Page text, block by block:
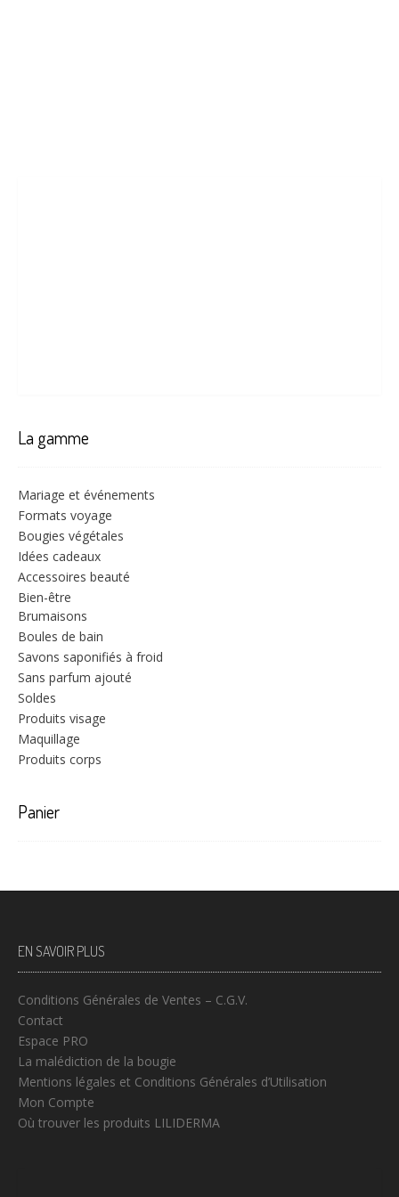
La gamme
Mariage et événements
Formats voyage
Bougies végétales
Idées cadeaux
Accessoires beauté
Bien-être
Brumaisons
Boules de bain
Savons saponifiés à froid
Sans parfum ajouté
Soldes
Produits visage
Maquillage
Produits corps
Panier
EN SAVOIR PLUS
Conditions Générales de Ventes – C.G.V.
Contact
Espace PRO
La malédiction de la bougie
Mentions légales et Conditions Générales d’Utilisation
Mon Compte
Où trouver les produits LILIDERMA